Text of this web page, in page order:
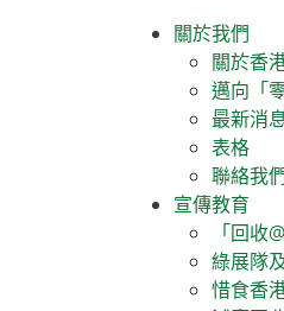
關於我們
關於香
邁向「
最新消
表格
聯絡我
宣傳教育
「回收
綠展隊
惜食香